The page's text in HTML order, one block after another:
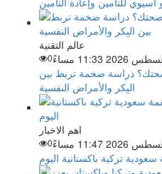
عالم التقنية
0
دراسة ضخمة تربط بين
البِكر والأمراض النفسية
اهم الاخبار
0
تركية باكستانية اليوم